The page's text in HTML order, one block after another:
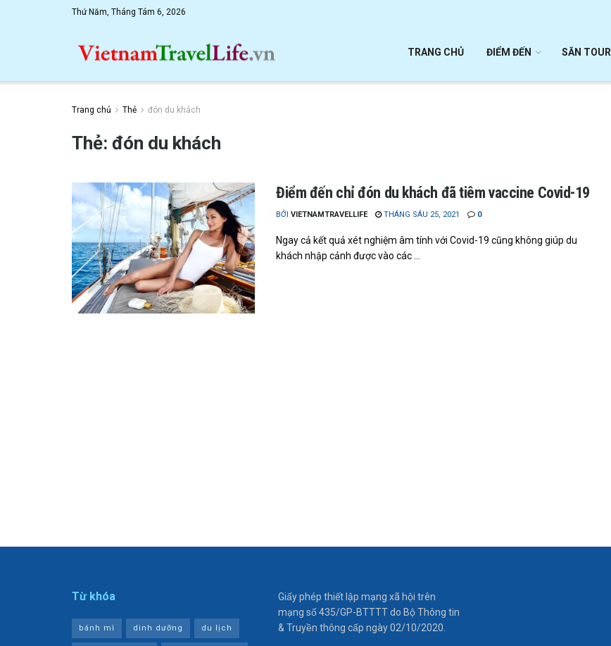
Thứ Năm, Tháng Tám 6, 2026
TRANG CHỦ ĐIỂM ĐẾN SĂN TOUR
Trang chủ Thẻ đón du khách
Thẻ: đón du khách
Điểm đến chỉ đón du khách đã tiêm vaccine Covid-19
BỞI VIETNAMTRAVELLIFE THÁNG SÁU 25, 2021 0
Ngay cả kết quả xét nghiệm âm tính với Covid-19 cũng không giúp du
khách nhập cảnh được vào các ...
Từ khóa
bánh mì dinh dưỡng du lịch
Giấy phép thiết lập mạng xã hội trên
mạng số 435/GP-BTTTT do Bộ Thông tin
& Truyền thông cấp ngày 02/10/2020.